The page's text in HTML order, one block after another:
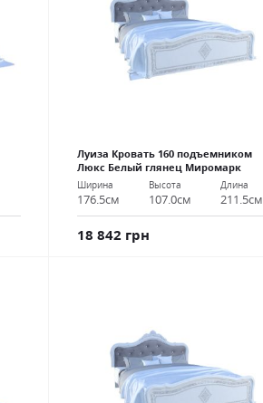
Луиза Кровать 160 подъемником
Люкс Белый глянец Миромарк
Ширина
176.5см
Высота
107.0см
Длина
211.5см
18 842 грн